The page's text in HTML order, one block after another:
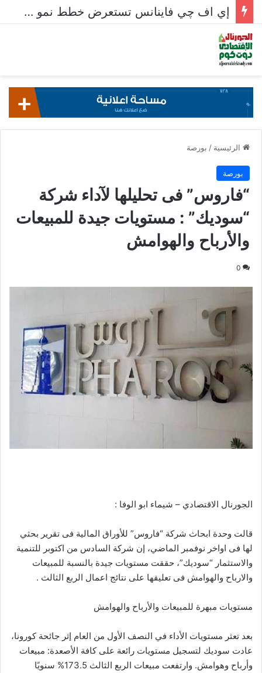
إي اف چي فاينانس تستعرض خطط نمو «بلد» لتعزيز حضورها في سوق تحويلات المصريين بالخارج
الرئيسية / بورصة
بورصة
“فاروس” فى تحليلها لآداء شركة
“سوديك” : مستويات جيدة للمبيعات
والأرباح والهوامش
0
الجورنال الاقتصادي – شيماء ابو الوفا :
قالت وحدة ابحاث شركة “فاروس” للأوراق المالية فى تقرير بحثي
لها فى اواخر نوفمبر الماضي، إن شركة السادس من اكتوبر للتنمية
والاستثمار “سوديك”، حققت مستويات جيدة بالنسبة للمبيعات
والارباح والهوامش فى تعليقها على نتائج اعمال الربع الثالث .
مستويات مبهرة للمبيعات والأرباح والهوامش
بعد تعثر مستويات الأداء في النصف الأول من العام إثر جائحة كورونا،
عادت سوديك لتسجيل مستويات رائعة على كافة الأصعدة: مبيعات
وأرباح وهوامش. وارتفعت مبيعات الربع الثالث 173.5% سنويًا